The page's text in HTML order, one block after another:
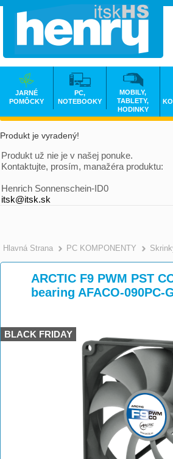
Produkt je vyradený!
Produkt už nie je v našej ponuke.
Kontaktujte, prosím, manažéra produktu:
Henrich Sonnenschein-ID0
itsk@itsk.sk
Hlavná Strana >
PC KOMPONENTY
ARCTIC F9 PWM PST
bearing AFACO-090PC-
BLACK FRIDAY
JARNÉ
POMÔCKY
PC,
NOTEBOOKY
MOBILY,
TABLETY,
HODINKY